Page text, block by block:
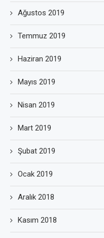
Ağustos 2019
Temmuz 2019
Haziran 2019
Mayıs 2019
Nisan 2019
Mart 2019
Şubat 2019
Ocak 2019
Aralık 2018
Kasım 2018